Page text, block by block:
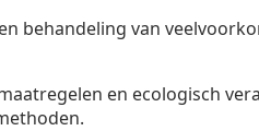
behandeling van
en ecologisch